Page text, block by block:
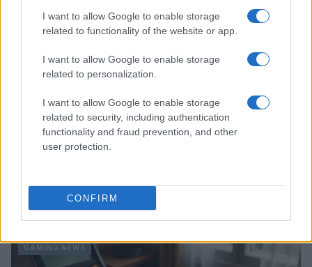
I want to allow Google to enable storage
related to functionality of the website or app.
I want to allow Google to enable storage
related to personalization.
I want to allow Google to enable storage
related to security, including authentication
functionality and fraud prevention, and other
user protection.
CONFIRM
Giochi del Mediterraneo Taranto 2026: scopri gli
impianti sportivi che stanno trasformando la città
GAMING NEWS